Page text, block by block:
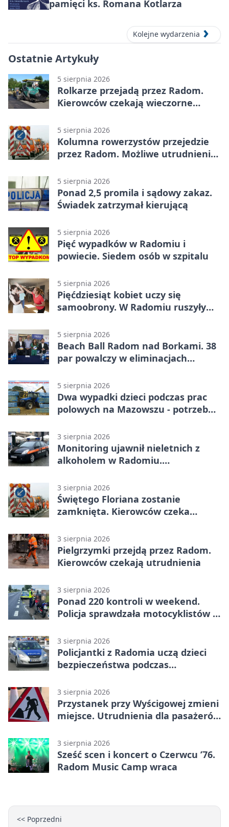
pamięci ks. Romana Kotlarza
Kolejne wydarzenia
Ostatnie Artykuły
5 sierpnia 2026
Rolkarze przejadą przez Radom.
Kierowców czekają wieczorne
5 sierpnia 2026
Kolumna rowerzystów przejedzie
przez Radom. Możliwe utrudnienia
5 sierpnia 2026
Ponad 2,5 promila i sądowy zakaz.
Świadek zatrzymał kierującą
5 sierpnia 2026
Pięć wypadków w Radomiu i
powiecie. Siedem osób w szpitalu
5 sierpnia 2026
Pięćdziesiąt kobiet uczy się
samoobrony. W Radomiu ruszyły
5 sierpnia 2026
Beach Ball Radom nad Borkami. 38
par powalczy w eliminacjach
5 sierpnia 2026
Dwa wypadki dzieci podczas prac
polowych na Mazowszu - potrzebna
3 sierpnia 2026
Monitoring ujawnił nieletnich z
alkoholem w Radomiu.
3 sierpnia 2026
Świętego Floriana zostanie
zamknięta. Kierowców czeka
3 sierpnia 2026
Pielgrzymki przejdą przez Radom.
Kierowców czekają utrudnienia
3 sierpnia 2026
Ponad 220 kontroli w weekend.
Policja sprawdzała motocyklistów w
3 sierpnia 2026
Policjantki z Radomia uczą dzieci
bezpieczeństwa podczas
3 sierpnia 2026
Przystanek przy Wyścigowej zmieni
miejsce. Utrudnienia dla pasażerów
3 sierpnia 2026
Sześć scen i koncert o Czerwcu ’76.
Radom Music Camp wraca
<< Poprzedni